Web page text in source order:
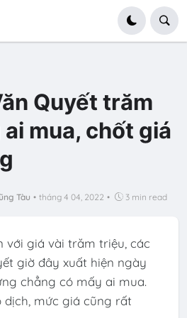
Quyết trăm
mua, chốt giá
Tàu • tháng 4 04, 2022 • 3 min read
với giá vài trăm triệu, các
giờ đây xuất hiện ngày
chẳng có mấy ai mua.
dịch, mức giá cũng rất